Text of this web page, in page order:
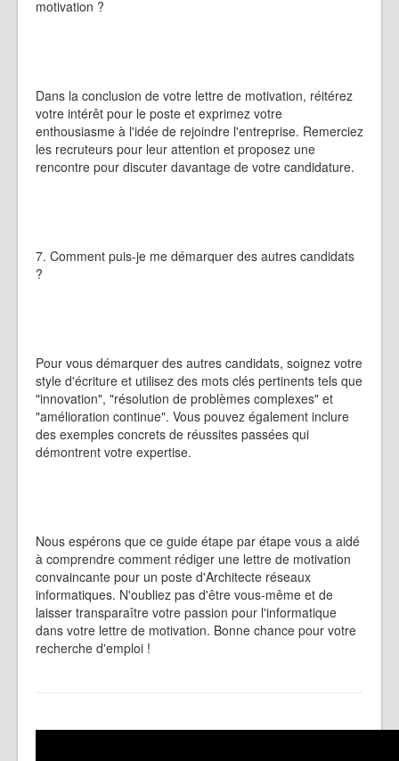
motivation ?
Dans la conclusion de votre lettre de motivation, réitérez
votre intérêt pour le poste et exprimez votre
enthousiasme à l'idée de rejoindre l'entreprise. Remerciez
les recruteurs pour leur attention et proposez une
rencontre pour discuter davantage de votre candidature.
7. Comment puis-je me démarquer des autres candidats
?
Pour vous démarquer des autres candidats, soignez votre
style d'écriture et utilisez des mots clés pertinents tels que
"innovation", "résolution de problèmes complexes" et
"amélioration continue". Vous pouvez également inclure
des exemples concrets de réussites passées qui
démontrent votre expertise.
Nous espérons que ce guide étape par étape vous a aidé
à comprendre comment rédiger une lettre de motivation
convaincante pour un poste d'Architecte réseaux
informatiques. N'oubliez pas d'être vous-même et de
laisser transparaître votre passion pour l'informatique
dans votre lettre de motivation. Bonne chance pour votre
recherche d'emploi !